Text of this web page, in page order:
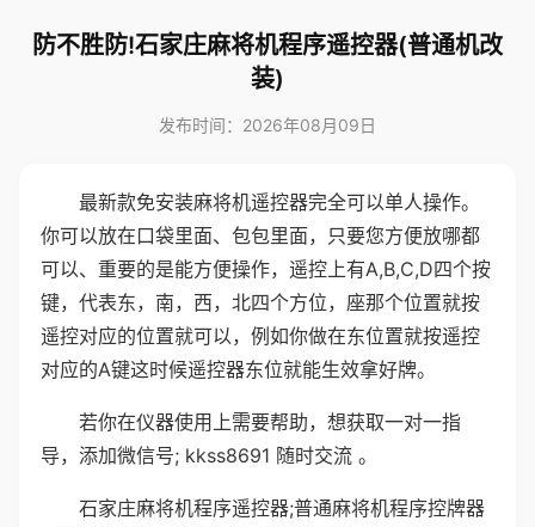
防不胜防!石家庄麻将机程序遥控器(普通机改
装)
发布时间：2026年08月09日
最新款免安装麻将机遥控器完全可以单人操作。
你可以放在口袋里面、包包里面，只要您方便放哪都
可以、重要的是能方便操作，遥控上有A,B,C,D四个按
键，代表东，南，西，北四个方位，座那个位置就按
遥控对应的位置就可以，例如你做在东位置就按遥控
对应的A键这时候遥控器东位就能生效拿好牌。
若你在仪器使用上需要帮助，想获取一对一指
导，添加微信号; kkss8691 随时交流 。
石家庄麻将机程序遥控器;普通麻将机程序控牌器